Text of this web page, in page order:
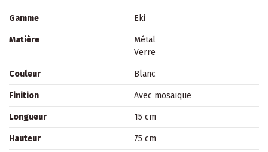
Gamme Eki
Matière
Métal
Verre
Couleur Blanc
Finition Avec mosaïque
Longueur 15 cm
Hauteur 75 cm